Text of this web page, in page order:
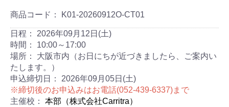
商品コード： K01-20260912O-CT01
日程： 2026年09月12日(土)
時間： 10:00～17:00
場所： 大阪市内（お日にちが近づきましたら、ご案内い
たします。）
申込締切日： 2026年09月05日(土)
※締切後のお申込みはお電話(052-439-6337)まで
主催校： 本部（株式会社Carritra）